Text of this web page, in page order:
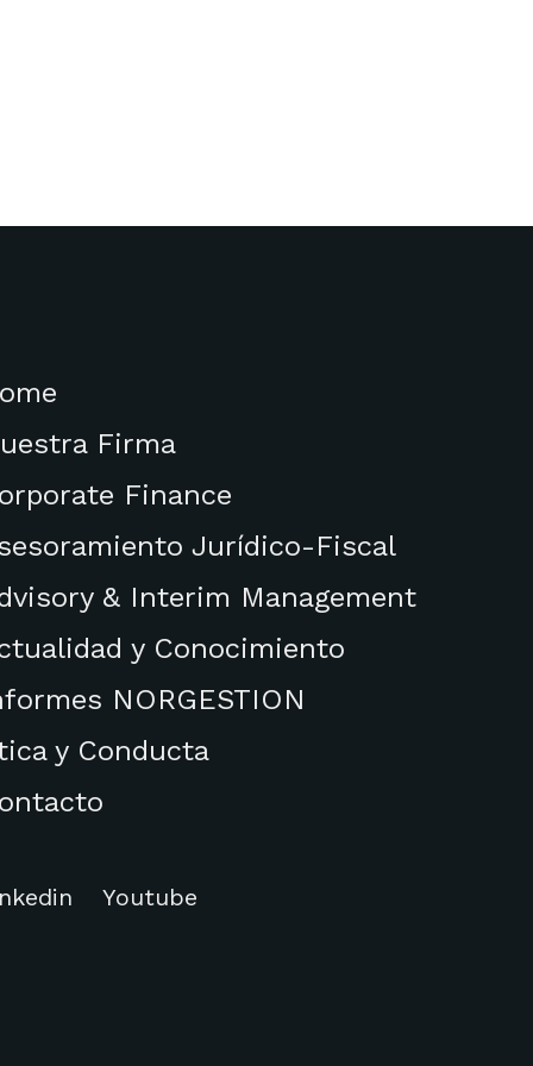
Firma
Finance
Jurídico-Fiscal
& Interim Management
y Conocimiento
NORGESTION
y Conducta
Youtube